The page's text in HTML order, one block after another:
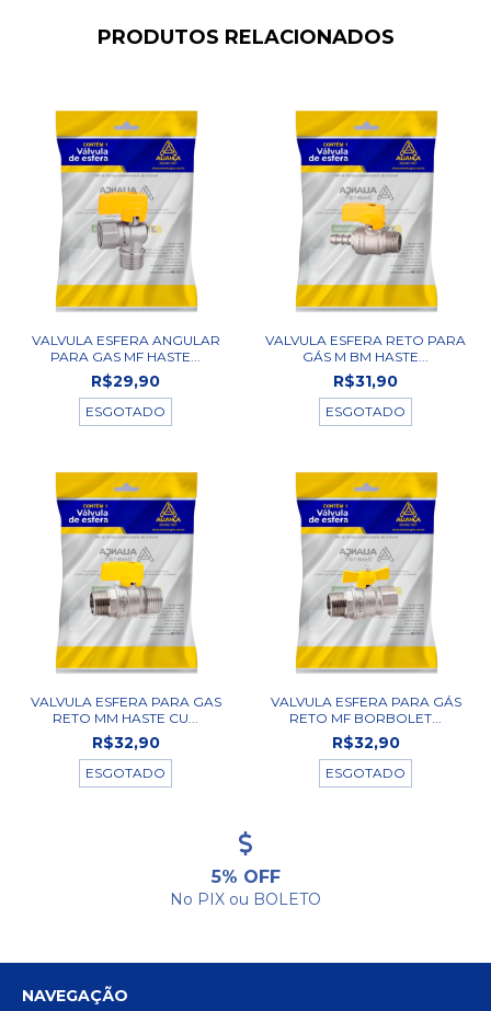
PRODUTOS RELACIONADOS
VALVULA ESFERA ANGULAR
PARA GAS MF HASTE...
R$29,90
ESGOTADO
VALVULA ESFERA RETO PARA
GÁS M BM HASTE...
R$31,90
ESGOTADO
VALVULA ESFERA PARA GAS
RETO MM HASTE CU...
R$32,90
ESGOTADO
VALVULA ESFERA PARA GÁS
RETO MF BORBOLET...
R$32,90
ESGOTADO
5% OFF
No PIX ou BOLETO
NAVEGAÇÃO